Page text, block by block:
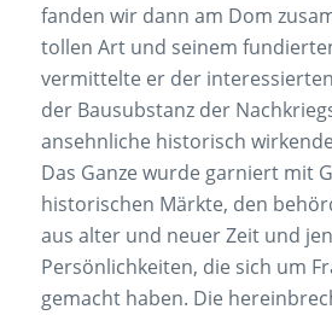
fanden wir dann am Dom
tollen Art und seinem
vermittelte er der
der Bausubstanz der
ansehnliche historisch
Das Ganze wurde garniert mit
historischen Märkte, den
aus alter und neuer Zeit und
Persönlichkeiten, die sich um
gemacht haben. Die